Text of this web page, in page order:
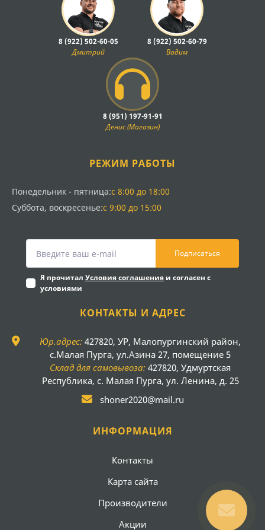
8 (922) 502-60-05
Дмитрий
8 (922) 502-60-79
Вадим
8 (951) 197-91-91
Денис (Магазин)
РЕЖИМ РАБОТЫ
Понедельник - пятница:с 8:00 до 18:00
Суббота, воскресенье:с 9:00 до 15:00
Подписаться
Я прочитал Условия соглашения и согласен с
условиями
КОНТАКТЫ И АДРЕС
Юр.адрес: 427820, УР, Малопургинский район,
с.Малая Пурга, ул.Азина 27, помещение 5
Склад для самовывоза: 427820, Удмуртская
Республика, с. Малая Пурга, ул. Ленина, д. 25
shoner2020@mail.ru
ИНФОРМАЦИЯ
Контакты
Карта сайта
Производители
Акции